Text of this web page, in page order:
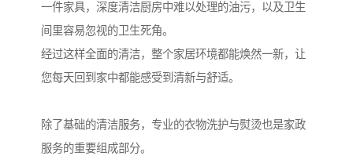
一件家具，深度清洁厨房中难以处理的油污，以及卫生
间里容易忽视的卫生死角。
经过这样全面的清洁，整个家居环境都能焕然一新，让
您每天回到家中都能感受到清新与舒适。
除了基础的清洁服务，专业的衣物洗护与熨烫也是家政
服务的重要组成部分。